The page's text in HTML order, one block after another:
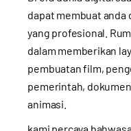
dapat membuat anda
yang profesional.
dalam memberikan
pembuatan film,
pemerintah,
animasi.